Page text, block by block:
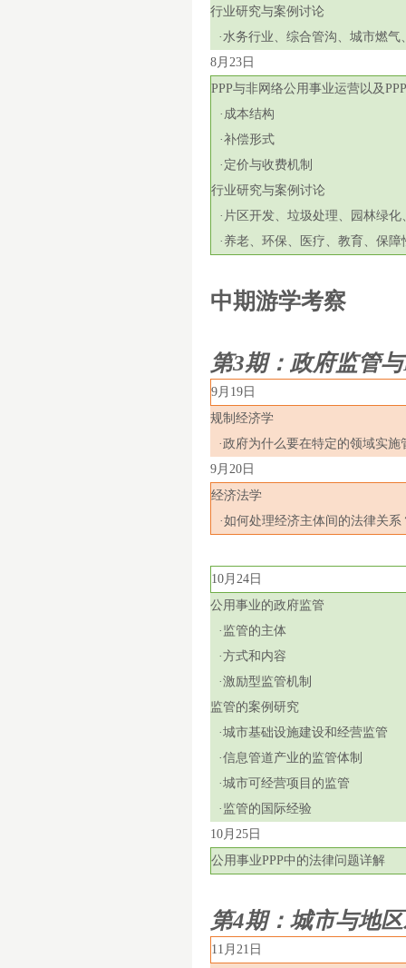
行业研究与案例讨论
·水务行业、综合管沟、城市燃气
8月 23 日
PPP与非网络公用事业运营以及PPP
·成本结构
·补偿形式
·定价与收费机制
行业研究与案例讨论
·片区开发、垃圾处理、园林绿
·养老、环保、医疗、教育、保障
中期游学考察
第3期：政府监管与
9月 19 日
规制经济学
·政府为什么要在特定的领域实施
9月 20 日
经济法学
·如何处理经济主体间的法律关系
10月 24 日
公用事业的政府监管
·监管的主体
·方式和内容
·激励型监管机制
监管的案例研究
·城市基础设施建设和经营监管
·信息管道产业的监管体制
·城市可经营项目的监管
·监管的国际经验
10月 25 日
公用事业PPP中的法律问题详解
第4期：城市与地
11 月 21 日